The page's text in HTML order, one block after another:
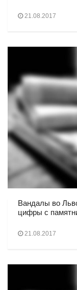
21.08.2017
Вандалы во
цифры с
21.08.2017